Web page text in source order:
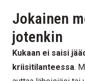
Jokainen
jotenkin
Kukaan ei saisi
kriisitilanteessa.